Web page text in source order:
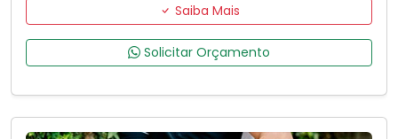
Saiba Mais
Solicitar Orçamento